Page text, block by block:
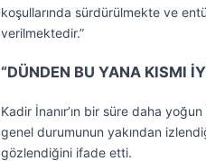
koşullarında sürdürülmekte ve
verilmektedir.”
“DÜNDEN BU YANA KISMI
Kadir İnanır’ın bir süre daha
genel durumunun yakından
gözlendiğini ifade etti.